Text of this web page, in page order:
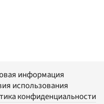
информация
использования
конфиденциальности